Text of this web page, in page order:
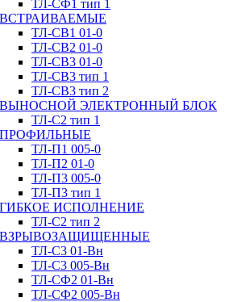
ТЛ-CФ1 тип 1
ВСТРАИВАЕМЫЕ
ТЛ-CВ1 01-0
ТЛ-CВ2 01-0
ТЛ-CВ3 01-0
ТЛ-CВ3 тип 1
ТЛ-CВ3 тип 2
ВЫНОСНОЙ ЭЛЕКТРОННЫЙ БЛОК
ТЛ-C2 тип 1
ПРОФИЛЬНЫЕ
ТЛ-П1 005-0
ТЛ-П2 01-0
ТЛ-П3 005-0
ТЛ-П3 тип 1
ГИБКОЕ ИСПОЛНЕНИЕ
ТЛ-C2 тип 2
ВЗРЫВОЗАЩИЩЕННЫЕ
ТЛ-C3 01-Вн
ТЛ-C3 005-Вн
ТЛ-CФ2 01-Вн
ТЛ-CФ2 005-Вн